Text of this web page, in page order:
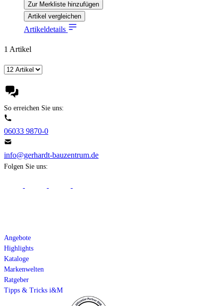
Zur Merkliste hinzufügen
Artikel vergleichen
Artikeldetails
1 Artikel
So erreichen Sie uns:
06033 9870-0
info@gerhardt-bauzentrum.de
Folgen Sie uns:
Angebote
Highlights
Kataloge
Markenwelten
Ratgeber
Tipps & Tricks i&M